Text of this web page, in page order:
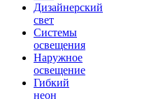
Дизайнерский
свет
Системы
освещения
Наружное
освещение
Гибкий
неон